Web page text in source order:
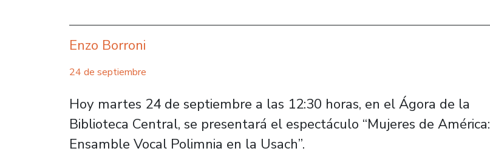
Enzo Borroni
24 de septiembre
Hoy martes 24 de septiembre a las 12:30 horas, en el Ágora de la
Biblioteca Central, se presentará el espectáculo “Mujeres de América:
Ensamble Vocal Polimnia en la Usach”.